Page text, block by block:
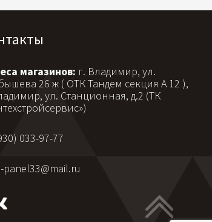
магазинов: г. Владимир, ул.
26 ж ( ОТК Тандем секция А 12 ),
ул. Станционная, д.2 (ТК
033-97-77
panel33@mail.ru